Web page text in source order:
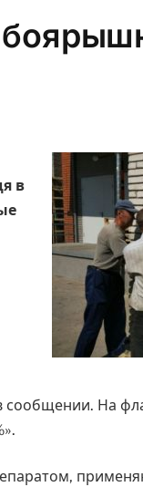
в
сообщении. На